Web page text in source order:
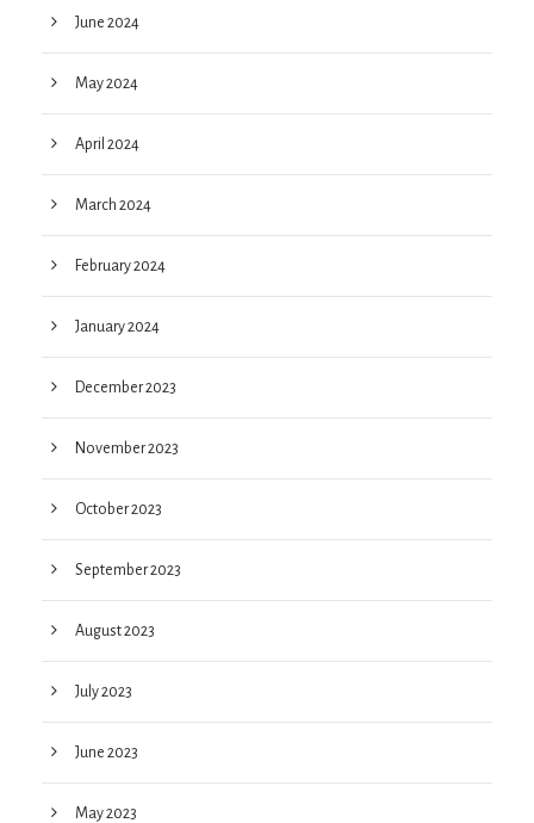
June 2024
May 2024
April 2024
March 2024
February 2024
January 2024
December 2023
November 2023
October 2023
September 2023
August 2023
July 2023
June 2023
May 2023